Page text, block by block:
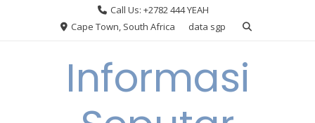
Call Us: +2782 444 YEAH
Cape Town, South Africa
data sgp
Informasi